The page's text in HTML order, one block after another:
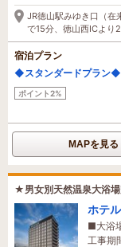
JR徳山駅みゆき口（在
で15分、徳山西ICより
宿泊プラン
◆スタンダードプラン◆
ポイント2%
MAPを見る
★男女別天然温泉大浴
ホテ
■大浴
工事期